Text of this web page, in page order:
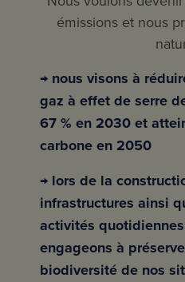
émissions et nous
→ nous visons à
gaz à effet de serre
67 % en 2030 et
carbone en 2050
→ lors de la
infrastructures ainsi
activités
engageons à
biodiversité de nos